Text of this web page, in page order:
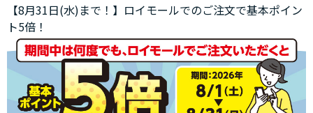
【8月31日(水)まで！】ロイモールでのご注文で基本ポイン
ト5倍！